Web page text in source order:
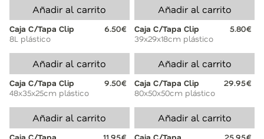
Añadir al carrito
Caja C/Tapa Clip
6.50€
8L plástico
Añadir al carrito
Caja C/Tapa Clip
5.80€
39x29x18cm plástico
Añadir al carrito
Caja C/Tapa Clip
9.50€
48x35x25cm plástico
Añadir al carrito
Caja C/Tapa Clip
29.95€
80x50x50cm plástico
Añadir al carrito
Caja C/Tapa
11.95€
Añadir al carrito
Caja C/Tapa
25.95€